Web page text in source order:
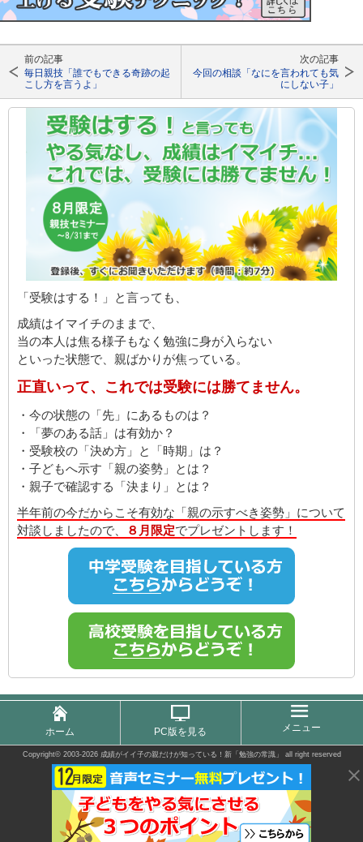
前の記事
毎日親技「誰でもできる奇跡の起
こし方を言うよ」
次の記事
今回の相談「なにを言われても気
にしない子」
「受験はする！」と言っても、
成績はイマイチのままで、
当の本人は焦る様子もなく勉強に身が入らない
といった状態で、親ばかりが焦っている。
正直いって、これでは受験には勝てません。
・今の状態の「先」にあるものは？
・「夢のある話」は有効か？
・受験校の「決め方」と「時期」は？
・子どもへ示す「親の姿勢」とは？
・親子で確認する「決まり」とは？
半年前の今だからこそ有効な「親の示すべき姿勢」について
対談しましたので、
８月限定でプレゼントします！
ホーム PC版を見る メニュー
Copyright© 2003-2026 成績がイイ子の親だけが知っている！新「勉強の常識」 all right reserved